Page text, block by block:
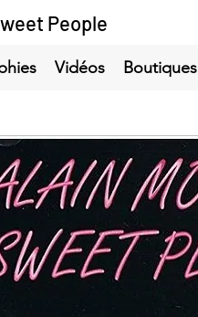
People
Vidéos Boutiques